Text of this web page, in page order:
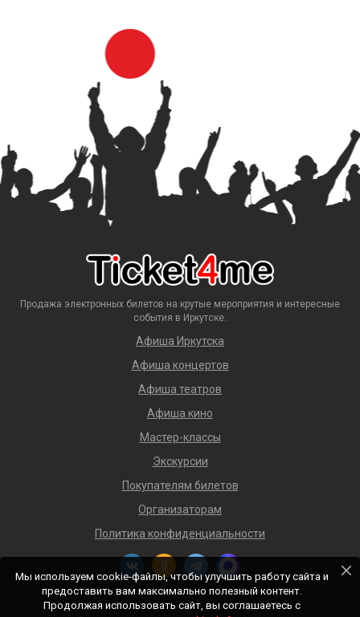
Продажа электронных билетов на крутые мероприятия и интересные
события в Иркутске.
Афиша Иркутска
Афиша концертов
Афиша театров
Афиша кино
Мастер-классы
Экскурсии
Покупателям билетов
Организаторам
Политика конфиденциальности
Мы используем cookie-файлы, чтобы улучшить работу сайта и
предоставить вам максимально полезный контент.
Продолжая использовать сайт, вы соглашаетесь с